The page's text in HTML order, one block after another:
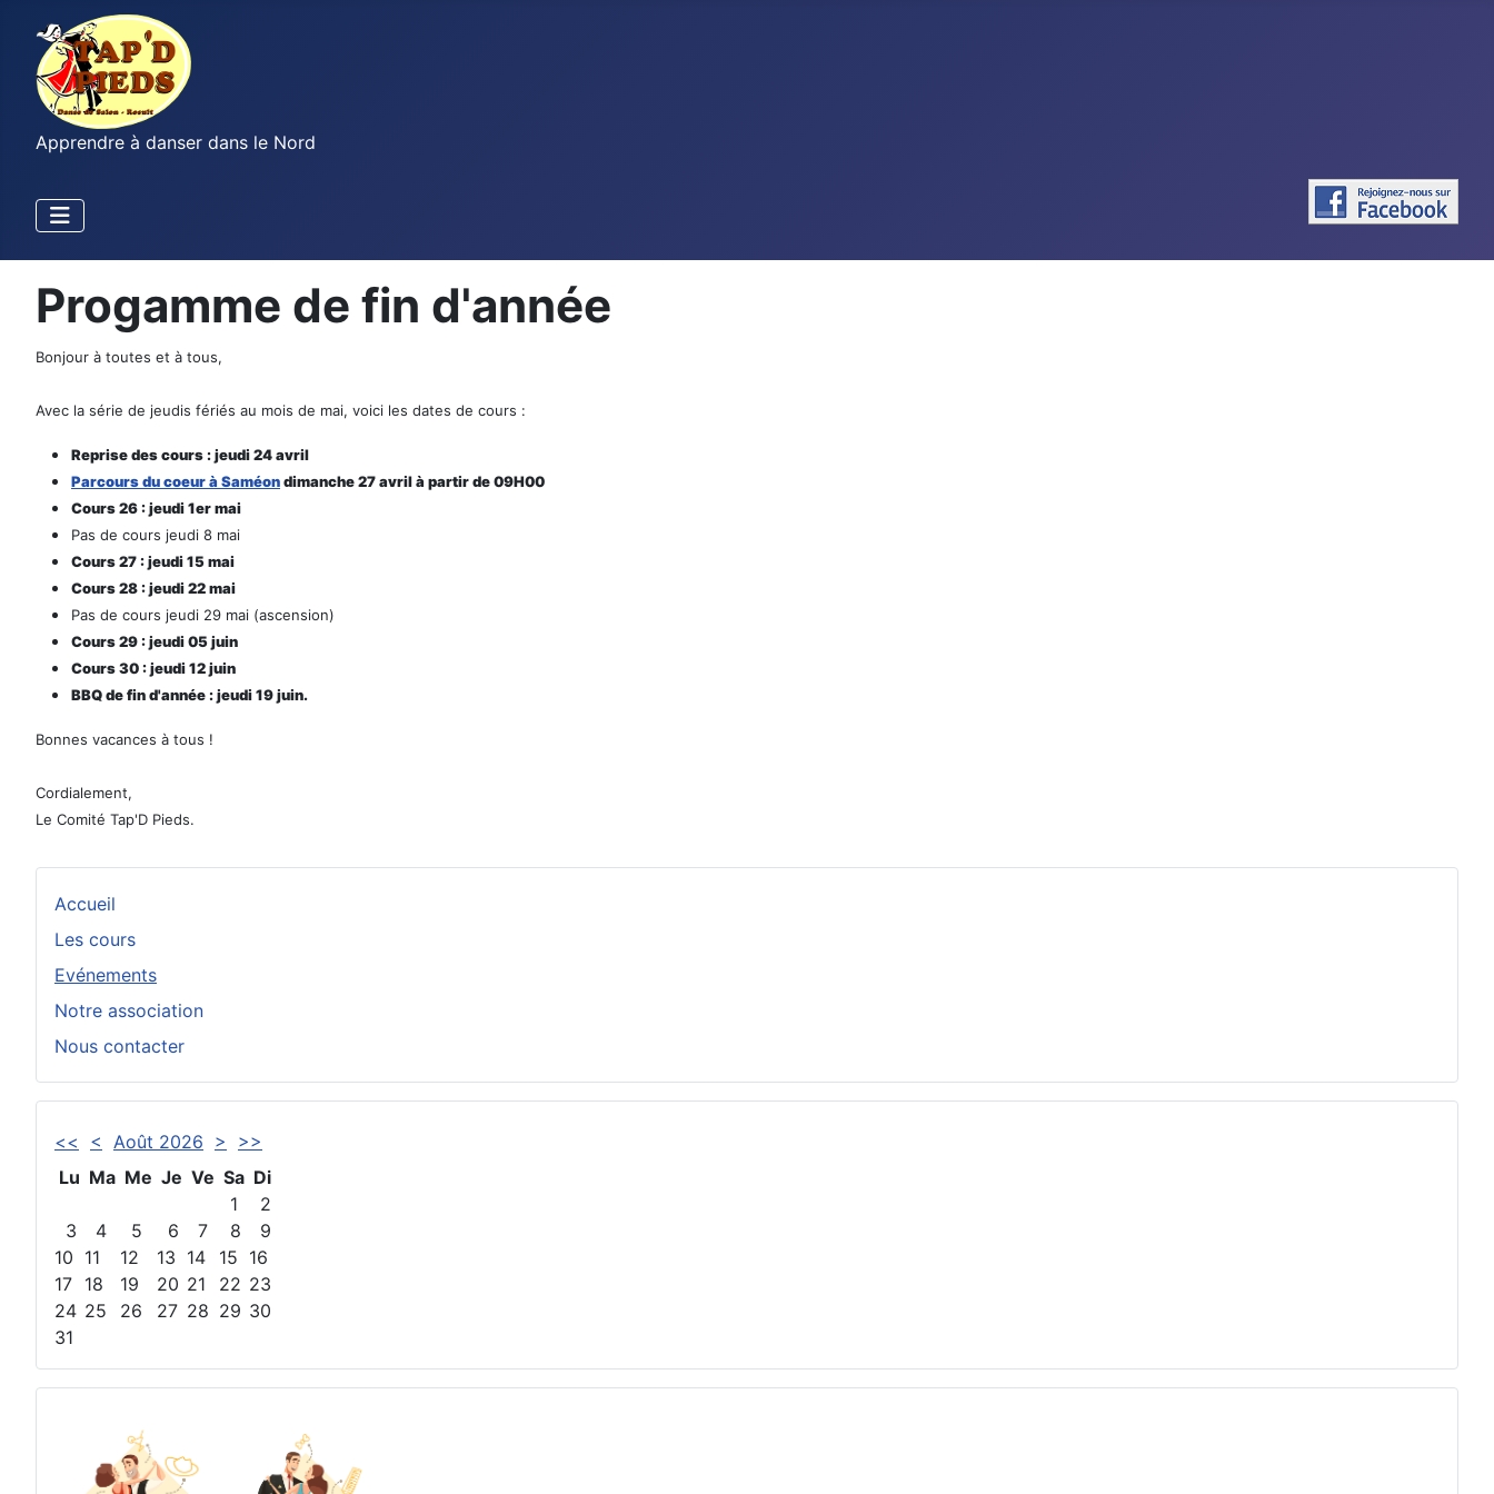
Apprendre à danser dans le Nord
Accueil
Les cours
Evénements
Notre association
Nous contacter
<< < Août 2026 >
>>
Lu Ma Me Je Ve Sa Di
1
2
3
4 5 6 7 8
9
10 11 12 13 14 15 16
17 18 19 20 21 22 23
24 25 26 27 28 29 30
31
Progamme de fin d'année
Bonjour à toutes et à tous,
Avec la série de jeudis fériés au mois de mai, voici les dates de cours :
Reprise des cours : jeudi 24 avril
Parcours du coeur à Saméondimanche 27 avril à partir de 09H00
Cours 26 : jeudi 1er mai
Pas de cours jeudi 8 mai
Cours 27 : jeudi 15 mai
Cours 28 : jeudi 22 mai
Pas de cours jeudi 29 mai (ascension)
Cours 29 : jeudi 05 juin
Cours 30 : jeudi 12 juin
BBQ de fin d'année : jeudi 19 juin.
Bonnes vacances à tous !
Cordialement,
Le Comité Tap'D Pieds.